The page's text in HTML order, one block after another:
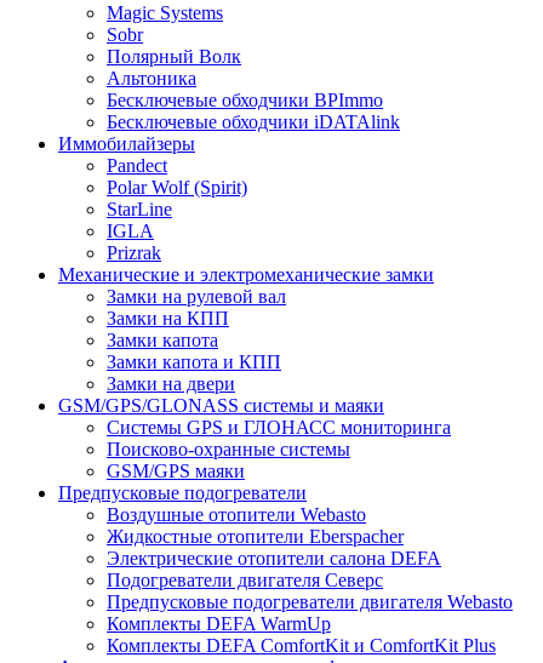
Magic Systems
Sobr
Полярный Волк
Альтоника
Бесключевые обходчики BPImmo
Бесключевые обходчики iDATAlink
Иммобилайзеры
Pandect
Polar Wolf (Spirit)
StarLine
IGLA
Prizrak
Механические и электромеханические замки
Замки на рулевой вал
Замки на КПП
Замки капота
Замки капота и КПП
Замки на двери
GSM/GPS/GLONASS системы и маяки
Системы GPS и ГЛОНАСС мониторинга
Поисково-охранные системы
GSM/GPS маяки
Предпусковые подогреватели
Воздушные отопители Webasto
Жидкостные отопители Eberspacher
Электрические отопители салона DEFA
Подогреватели двигателя Северс
Предпусковые подогреватели двигателя Webasto
Комплекты DEFA WarmUp
Комплекты DEFA ComfortKit и ComfortKit Plus